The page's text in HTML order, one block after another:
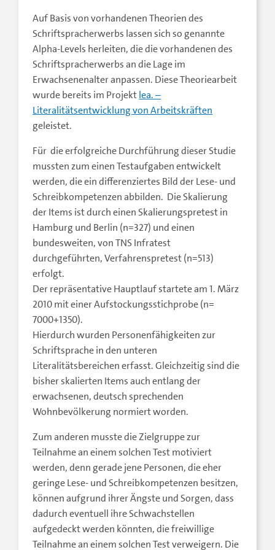
Auf Basis von vorhandenen Theorien des
Schriftspracherwerbs lassen sich so genannte
Alpha-Levels herleiten, die die vorhandenen des
Schriftspracherwerbs an die Lage im
Erwachsenenalter anpassen. Diese Theoriearbeit
wurde bereits im Projektlea. –
Literalitätsentwicklung von Arbeitskräften
geleistet.
Für die erfolgreiche Durchführung dieser Studie
mussten zum einen Testaufgaben entwickelt
werden, die ein differenziertes Bild der Lese- und
Schreibkompetenzen abbilden. Die Skalierung
der Items ist durch einen Skalierungspretest in
Hamburg und Berlin (n=327) und einen
bundesweiten, von TNS Infratest
durchgeführten, Verfahrenspretest (n=513)
erfolgt.
Der repräsentative Hauptlauf startete am 1. März
2010 mit einer Aufstockungsstichprobe (n=
7000+1350).
Hierdurch wurden Personenfähigkeiten zur
Schriftsprache in den unteren
Literalitätsbereichen erfasst. Gleichzeitig sind die
bisher skalierten Items auch entlang der
erwachsenen, deutsch sprechenden
Wohnbevölkerung normiert worden.
Zum anderen musste die Zielgruppe zur
Teilnahme an einem solchen Test motiviert
werden, denn gerade jene Personen, die eher
geringe Lese- und Schreibkompetenzen besitzen,
können aufgrund ihrer Ängste und Sorgen, dass
dadurch eventuell ihre Schwachstellen
aufgedeckt werden könnten, die freiwillige
Teilnahme an einem solchen Test verweigern. Die